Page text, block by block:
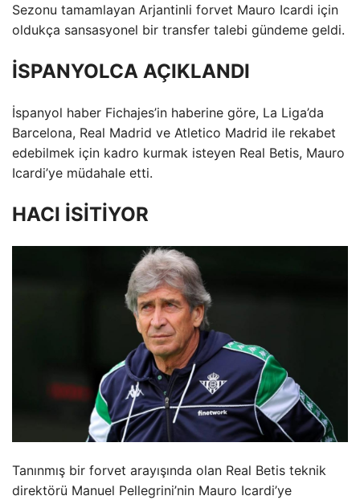
Sezonu tamamlayan Arjantinli forvet Mauro Icardi için
oldukça sansasyonel bir transfer talebi gündeme geldi.
İSPANYOLCA AÇIKLANDI
İspanyol haber Fichajes’in haberine göre, La Liga’da
Barcelona, ​​Real Madrid ve Atletico Madrid ile rekabet
edebilmek için kadro kurmak isteyen Real Betis, Mauro
Icardi’ye müdahale etti.
HACI İSİTİYOR
Tanınmış bir forvet arayışında olan Real Betis teknik
direktörü Manuel Pellegrini’nin Mauro Icardi’ye